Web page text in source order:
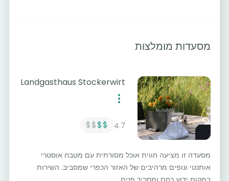
מסעדות מומלצות
Landgasthaus Stockerwirt
4.7
$$
$$
מסעדה זו מציעה חווית אוכל מסורתית עם מטבח אוסטרי
אותנטי ונופים מרהיבים של האזור הכפרי שמסביב. השירות